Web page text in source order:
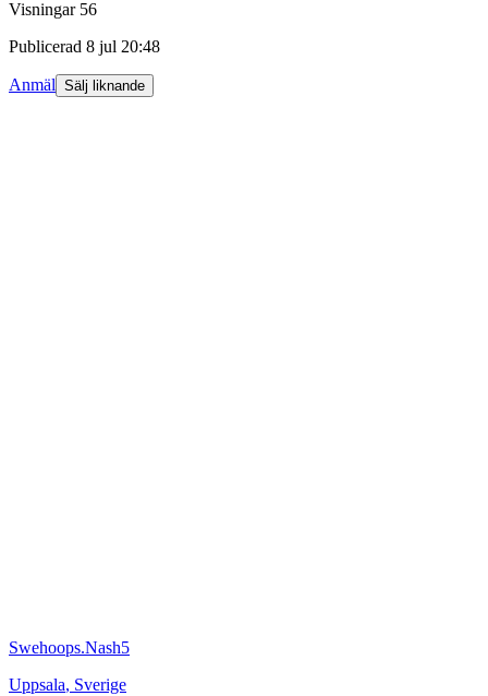
Visningar 56
Publicerad 8 jul 20:48
Anmäl Sälj liknande
Swehoops.Nash5
Uppsala, Sverige